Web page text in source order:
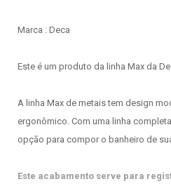
Marca : Deca
Este é um produto da linha Max da
A linha Max de metais tem design
ergonômico. Com uma linha
opção para compor o banheiro de
Este acabamento serve para